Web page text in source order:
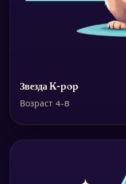
Звезда K-pop
Возраст 4-8